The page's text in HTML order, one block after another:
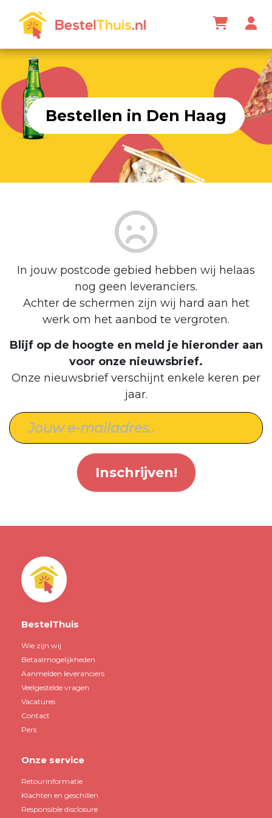
Bestellen in Den Haag
In jouw postcode gebied hebben wij helaas
nog geen leveranciers.
Achter de schermen zijn wij hard aan het
werk om het aanbod te vergroten.
Blijf op de hoogte en meld je hieronder aan
voor onze nieuwsbrief.
Onze nieuwsbrief verschijnt enkele keren per
jaar.
Inschrijven!
BestelThuis
Wie zijn wij
Betaalmogelijkheden
Aanmelden leveranciers
Veelgestelde vragen
Vacatures
Contact
Pers
Onze service
Retourinformatie
Klachten en geschillen
Responsible disclosure